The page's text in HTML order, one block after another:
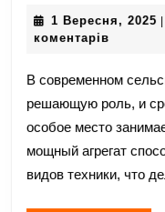
1 Вересня, 2025 1|
коментарів
В современном
решающую роль, и
особое место
мощный агрегат
видов техники, что